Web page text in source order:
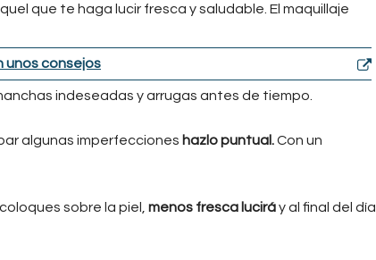
que te haga lucir fresca y saludable. El maquillaje
unos consejos
indeseadas y arrugas antes de tiempo.
algunas imperfecciones hazlo puntual.Con un
sobre la piel, menos fresca luciráy al final del día